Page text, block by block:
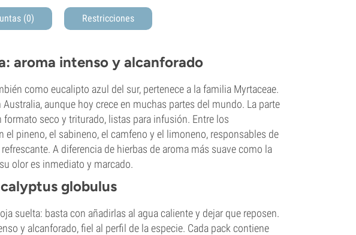
(0) Restricciones
aroma intenso y alcanforado
como eucalipto azul del sur, pertenece a la familia Myrtaceae.
aunque hoy crece en muchas partes del mundo. La parte
seco y triturado, listas para infusión. Entre los
pineno, el sabineno, el camfeno y el limoneno, responsables de
A diferencia de hierbas de aroma más suave como la
olor es inmediato y marcado.
globulus
suelta: basta con añadirlas al agua caliente y dejar que reposen.
y alcanforado, fiel al perfil de la especie. Cada pack contiene